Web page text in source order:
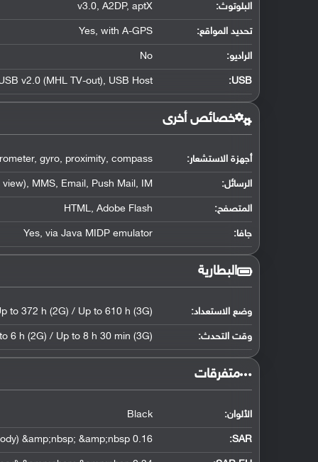
البلوتوث:
v3.0, A2DP, aptX
تحديد المواقع:
Yes, with A-GPS
الراديو: No
USB
:
v2.0 (MHL TV-out), USB Host
خصائص أخرى
أجهزة الاستشعار: gyro, proximity, compass
الرسائل: MMS, Email, Push Mail, IM
المتصفح: HTML, Adobe Flash
جافا: Yes, via Java MIDP emulator
البطارية
وضع الاستعداد: to 372 h (2G) / Up to 610 h (3G)
وقت التحدث: 6 h (2G) / Up to 8 h 30 min (3G)
‏متفرقات‏
الألوان: Black
SAR
:
0.16 W/kg (head) &amp;nbsp; &amp;nbsp; 0.96 W/kg (body) &amp;nbsp; &amp;nbsp;